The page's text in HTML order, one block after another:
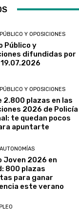
Y OPOSICIONES
Público y
difundidas por
19.07.2026
Y OPOSICIONES
2.800 plazas en las
2026 de Policía
te quedan pocos
apuntarte
Joven 2026 en
800 plazas
para ganar
este verano